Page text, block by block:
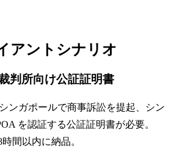
アントシナリオ
判所向け公証証明書
ンガポールで商事訴訟を提起、シン
を認証する公証証明書が必要。
間以内に納品。